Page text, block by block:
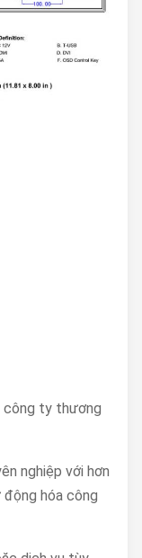
công ty thương
nghiệp với hơn
hóa công